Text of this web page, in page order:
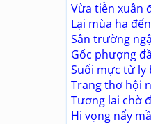
Vừa tiễn xuân
Lại mùa hạ
Sân trường
Gốc phượng
Suối mực từ ly
Trang thơ hội
Tương lai chờ
Hi vọng nẩy